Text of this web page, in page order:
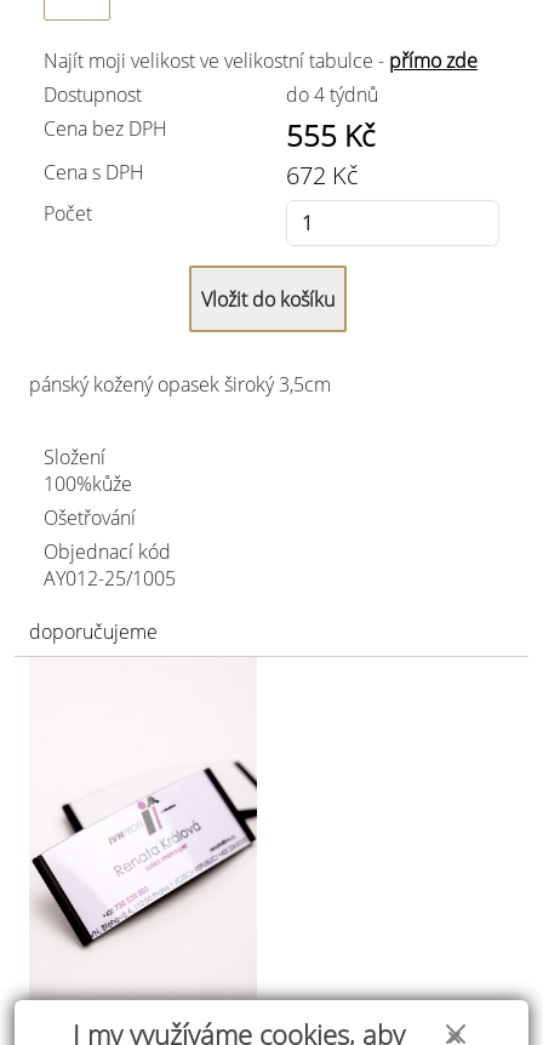
✕
I my využíváme cookies, aby
Najít moji velikost ve velikostní tabulce - přímo zde
Dostupnost
do 4 týdnů
Cena bez DPH
555 Kč
Cena s DPH 672 Kč
Počet
pánský kožený opasek široký 3,5cm
Složení
100%kůže
Ošetřování
Objednací kód
AY012-25/1005
doporučujeme